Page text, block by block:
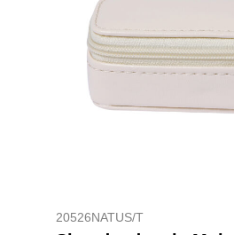
20526NATUS/T